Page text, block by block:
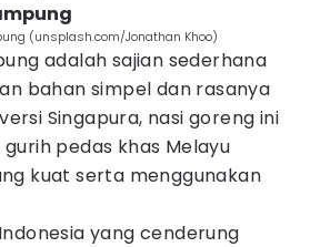
(unsplash.com/Jonathan Khoo)
adalah sajian sederhana
bahan simpel dan rasanya
Singapura, nasi goreng ini
pedas khas Melayu
kuat serta menggunakan
yang cenderung